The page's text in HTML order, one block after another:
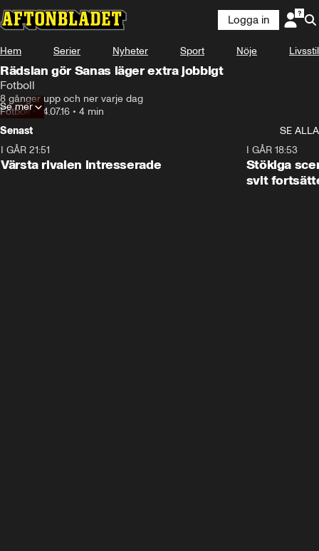
Logga in
Hem Serier Nyheter Sport Nöje Livsstil
Rädslan gör Sanas läger extra jobbigt
Fotboll
8 gånger upp och ner varje dag
Fotboll•14.07.16 • 4 min
Se mer
Senast
SE ALLA
I GÅR 21:51
Värsta rivalen intresserade
I GÅR 18:53
Stökiga
svit